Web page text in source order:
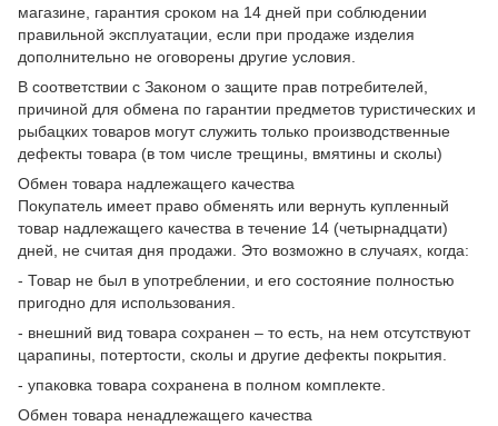
магазине, гарантия сроком на 14 дней при соблюдении
правильной эксплуатации, если при продаже изделия
дополнительно не оговорены другие условия.
В соответствии с Законом о защите прав потребителей,
причиной для обмена по гарантии предметов туристических и
рыбацких товаров могут служить только производственные
дефекты товара (в том числе трещины, вмятины и сколы)
Обмен товара надлежащего качества
Покупатель имеет право обменять или вернуть купленный
товар надлежащего качества в течение 14 (четырнадцати)
дней, не считая дня продажи. Это возможно в случаях, когда:
- Товар не был в употреблении, и его состояние полностью
пригодно для использования.
- внешний вид товара сохранен – то есть, на нем отсутствуют
царапины, потертости, сколы и другие дефекты покрытия.
- упаковка товара сохранена в полном комплекте.
Обмен товара ненадлежащего качества